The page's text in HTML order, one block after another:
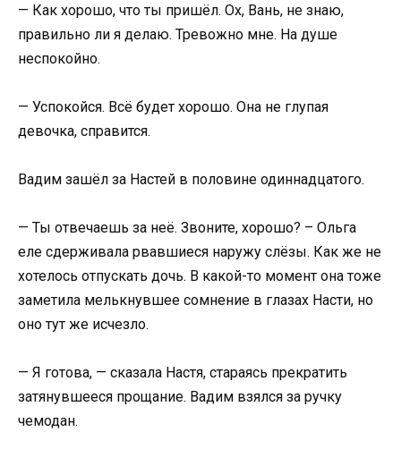
— Как хорошо, что ты пришёл. Ох, Вань, не знаю,
правильно ли я делаю. Тревожно мне. На душе
неспокойно.
— Успокойся. Всё будет хорошо. Она не глупая
девочка, справится.
Вадим зашёл за Настей в половине одиннадцатого.
— Ты отвечаешь за неё. Звоните, хорошо? – Ольга
еле сдерживала рвавшиеся наружу слёзы. Как же не
хотелось отпускать дочь. В какой-то момент она тоже
заметила мелькнувшее сомнение в глазах Насти, но
оно тут же исчезло.
— Я готова, — сказала Настя, стараясь прекратить
затянувшееся прощание. Вадим взялся за ручку
чемодан.